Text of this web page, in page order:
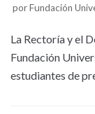
porFundación
La Rectoría y el
Fundación
estudiantes de